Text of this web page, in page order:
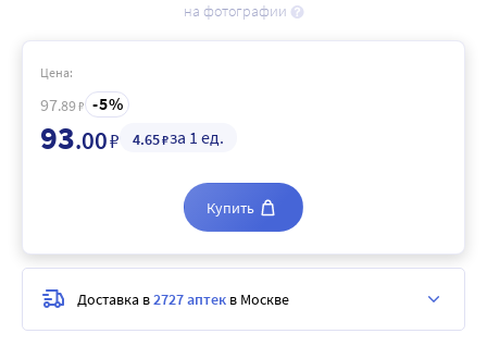
на фотографии
Цена:
97.89₽ 5
93.00₽ 4.65₽за 1 ед.
Купить
Доставка в2727 аптек в Москве